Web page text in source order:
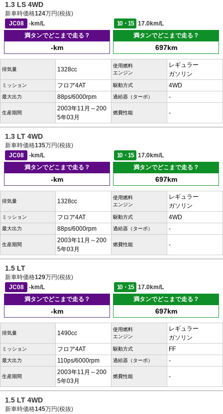
1.3 LS 4WD
新車時価格124万円(税抜)
JC08
-km/L 10・15
17.0km/L
満タンでどこまで走る？
-km
満タンでどこまで走る？
697km
排気量 1328cc
使用燃料
エンジン
レギュラー
ガソリン
ミッション フロア4AT 駆動方式 4WD
最大出力 88ps/6000rpm 過給器（ターボ） -
生産期間
2003年11月～200
5年03月
燃費性能 -
1.3 LT 4WD
新車時価格135万円(税抜)
JC08
-km/L 10・15
17.0km/L
満タンでどこまで走る？
-km
満タンでどこまで走る？
697km
排気量 1328cc
使用燃料
エンジン
レギュラー
ガソリン
ミッション フロア4AT 駆動方式 4WD
最大出力 88ps/6000rpm 過給器（ターボ） -
生産期間
2003年11月～200
5年03月
燃費性能 -
1.5 LT
新車時価格129万円(税抜)
JC08
-km/L 10・15
17.0km/L
満タンでどこまで走る？
-km
満タンでどこまで走る？
697km
排気量 1490cc
使用燃料
エンジン
レギュラー
ガソリン
ミッション フロア4AT 駆動方式 FF
最大出力 110ps/6000rpm 過給器（ターボ） -
生産期間
2003年11月～200
5年03月
燃費性能 -
1.5 LT 4WD
新車時価格145万円(税抜)